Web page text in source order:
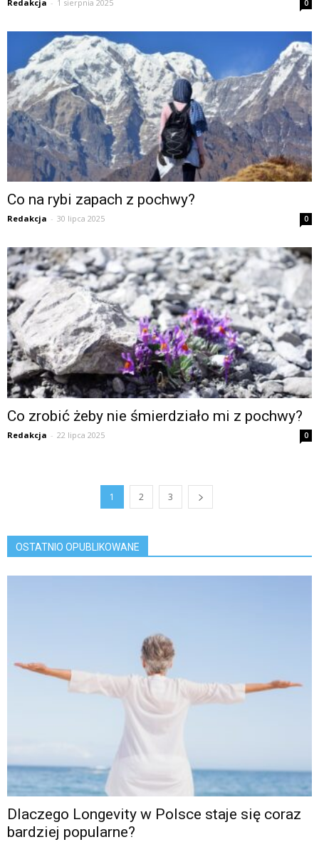
Redakcja - 1 sierpnia 2025 0
Co na rybi zapach z pochwy?
Redakcja - 30 lipca 2025 0
Co zrobić żeby nie śmierdziało mi z pochwy?
Redakcja - 22 lipca 2025 0
1 2 3
OSTATNIO OPUBLIKOWANE
Dlaczego Longevity w Polsce staje się coraz
bardziej popularne?